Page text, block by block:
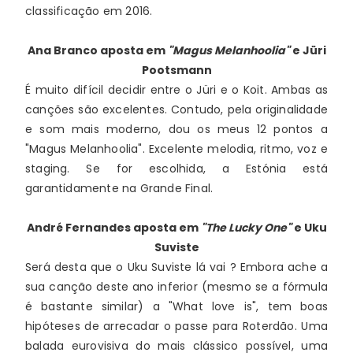
classificação em 2016.
Ana Branco aposta em "Magus Melanhoolia"e Jüri
Pootsmann
É muito difícil decidir entre o Jüri e o Koit. Ambas as
canções são excelentes. Contudo, pela originalidade
e som mais moderno, dou os meus 12 pontos a
"Magus Melanhoolia". Excelente melodia, ritmo, voz e
staging. Se for escolhida, a Estónia está
garantidamente na Grande Final.
André Fernandes aposta em "The Lucky One"e Uku
Suviste
Será desta que o Uku Suviste lá vai ? Embora ache a
sua canção deste ano inferior (mesmo se a fórmula
é bastante similar) a "What love is", tem boas
hipóteses de arrecadar o passe para Roterdão. Uma
balada eurovisiva do mais clássico possível, uma